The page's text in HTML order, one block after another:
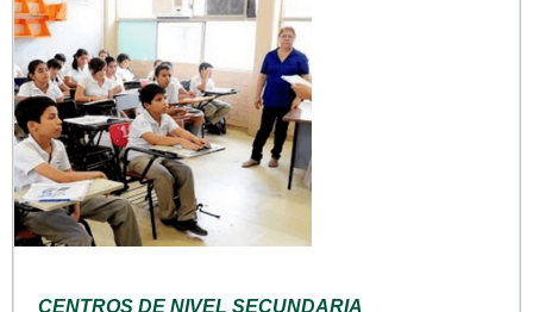
CENTROS DE NIVEL SECUNDARIA